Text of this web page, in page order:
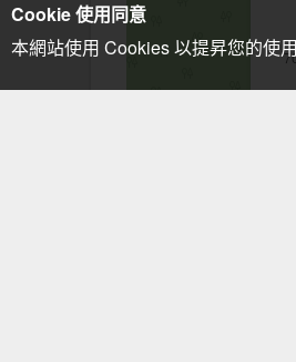
Cookie 使用同意
本網站使用 Cookies 以提昇您的使